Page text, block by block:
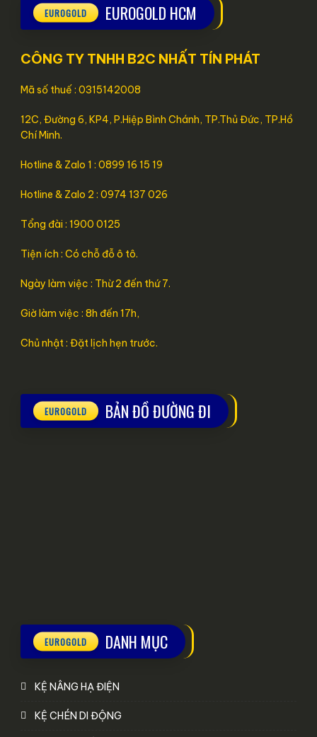
EUROGOLD HCM
CÔNG TY TNHH B2C NHẤT TÍN PHÁT
Mã số thuế : 0315142008
12C, Đường 6, KP4, P.Hiệp Bình Chánh, TP.Thủ Đức, TP.Hồ
Chí Minh.
Hotline & Zalo 1 : 0899 16 15 19
Hotline & Zalo 2 : 0974 137 026
Tổng đài : 1900 0125
Tiện ích : Có chỗ đỗ ô tô.
Ngày làm việc : Thừ 2 đến thứ 7.
Giờ làm việc : 8h đến 17h,
Chủ nhật : Đặt lịch hẹn trước.
BẢN ĐỒ ĐƯỜNG ĐI
DANH MỤC
KỆ NÂNG HẠ ĐIỆN
KỆ CHÉN DI ĐỘNG